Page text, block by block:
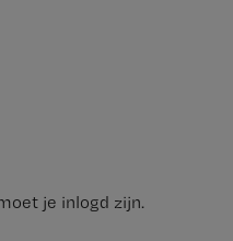
je inlogd zijn.